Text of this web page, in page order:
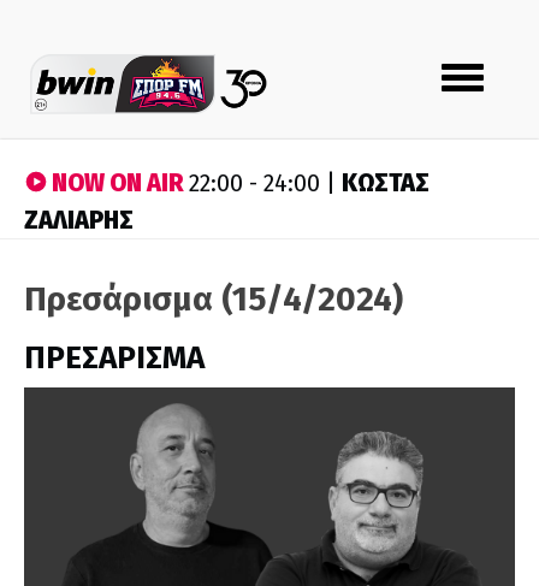
Toggle
navigation
NOW ON AIR22:00 - 24:00 | ΚΩΣΤΑΣ
ΖΑΛΙΑΡΗΣ
Πρεσάρισμα (15/4/2024)
ΠΡΕΣΑΡΙΣΜΑ